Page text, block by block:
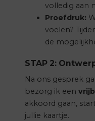
volledig aan
Proefdruk:
voelen?
de
STAP 2:
Na ons gesprek
bezorg ik een
akkoord gaan,
jullie kaartje.